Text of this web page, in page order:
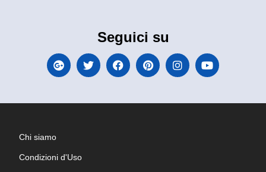
Seguici su
Chi siamo
Condizioni d'Uso